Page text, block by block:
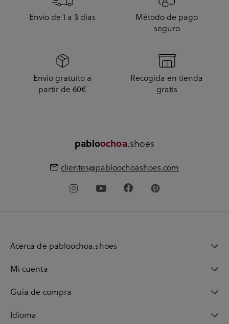
Envío de 1 a 3 días
Método de pago
seguro
Envío gratuito a
partir de 60€
Recogida en tienda
gratis
pabloochoa.shoes
clientes@pabloochoashoes.com
Acerca de pabloochoa.shoes
Mi cuenta
Guía de compra
Idioma